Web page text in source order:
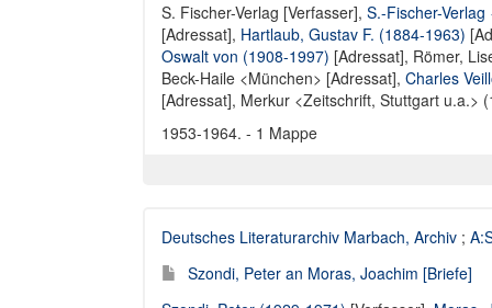
S. Fischer-Verlag [Verfasser], S.-Fischer-
[Adressat], Hartlaub, Gustav F. (1884-1963)
Oswalt von (1908-1997) [Adressat], Römer,
Beck-Haile <München> [Adressat], Charles
[Adressat], Merkur <Zeitschrift, Stuttgart u.a.>
1953-1964. - 1 Mappe
Deutsches Literaturarchiv Marbach, Archiv ;
Szondi, Peter an Moras, Joachim [Briefe]